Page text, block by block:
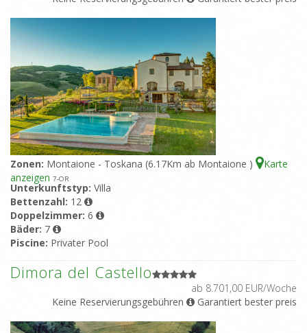
Zonen: Montaione - Toskana (6.17Km ab Montaione )
Karte
anzeigen 7-OR
Unterkunftstyp: Villa
Bettenzahl: 12
Doppelzimmer: 6
Bäder: 7
Piscine: Privater Pool
Dimora del Castello
ab 8.701,00 EUR/Woche
Keine Reservierungsgebühren
Garantiert bester preis